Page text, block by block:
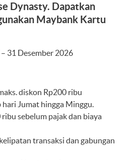
Dynasty. Dapatkan
Maybank Kartu
31 Desember 2026
diskon Rp200 ribu
Jumat hingga Minggu.
sebelum pajak dan biaya
transaksi dan gabungan